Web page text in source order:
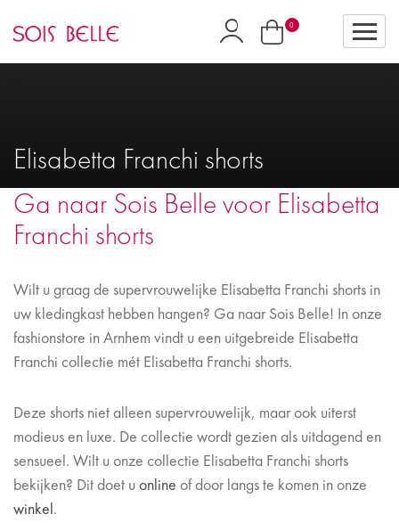
0
Elisabetta Franchi shorts
Ga naar Sois Belle voor Elisabetta
Franchi shorts
Wilt u graag de supervrouwelijke Elisabetta Franchi shorts in
uw kledingkast hebben hangen? Ga naar Sois Belle! In onze
fashionstore in Arnhem vindt u een uitgebreide Elisabetta
Franchi collectie mét Elisabetta Franchi shorts.
Deze shorts niet alleen supervrouwelijk, maar ook uiterst
modieus en luxe. De collectie wordt gezien als uitdagend en
sensueel. Wilt u onze collectie Elisabetta Franchi shorts
bekijken? Dit doet u online of door langs te komen in onze
winkel.